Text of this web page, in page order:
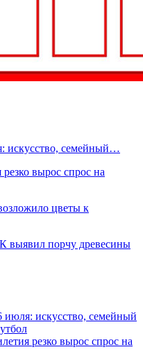
искусство, семейный…
вырос спрос на
цветы к
выявил порчу древесины
июля: искусство, семейный
резко вырос спрос на